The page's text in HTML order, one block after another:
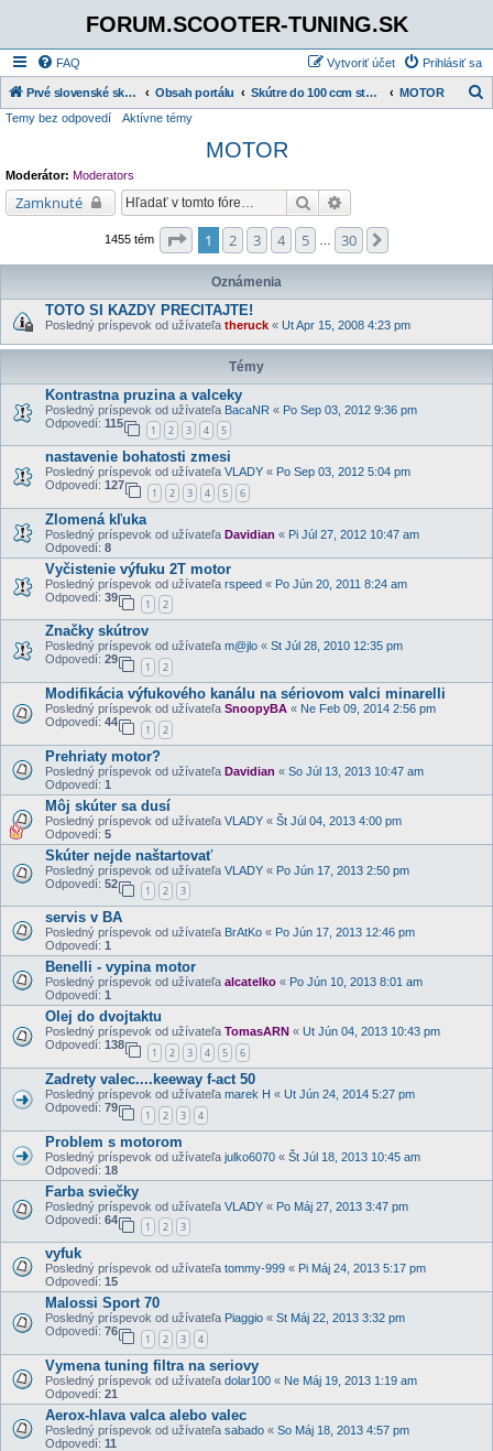
FORUM.SCOOTER-TUNING.SK
FAQ Prihlásiť sa
Vytvoriť účet
Prvé slovenské skútrové fórum Obsah portálu Skútre do 100 ccm stare rozdelenie MOTOR
Temy bez odpovedí Aktívne témy
MOTOR
Moderátor: Moderators
Zamknuté Hľadať
1455 tém Strana1 30
1 2 3 4 5 30
Oznámenia
TOTO SI KAZDY PRECITAJTE!
Posledný príspevok od užívateľa theruck « Ut Apr 15, 2008 4:23 pm
Témy
Kontrastna pruzina a valceky
Posledný príspevok od užívateľa BacaNR « Po Sep 03, 2012 9:36 pm
Odpovedí: 115
1 2 3 4 5
nastavenie bohatosti zmesi
Posledný príspevok od užívateľa VLADY « Po Sep 03, 2012 5:04 pm
Odpovedí: 127
1 2 3 4 5 6
Zlomená kľuka
Posledný príspevok od užívateľa Davidian « Pi Júl 27, 2012 10:47 am
Odpovedí: 8
Vyčistenie výfuku 2T motor
Posledný príspevok od užívateľa rspeed « Po Jún 20, 2011 8:24 am
Odpovedí: 39
1 2
Značky skútrov
Posledný príspevok od užívateľa m@jlo « St Júl 28, 2010 12:35 pm
Odpovedí: 29
1 2
Modifikácia výfukového kanálu na sériovom valci minarelli
Posledný príspevok od užívateľa SnoopyBA « Ne Feb 09, 2014 2:56 pm
Odpovedí: 44
1 2
Prehriaty motor?
Posledný príspevok od užívateľa Davidian « So Júl 13, 2013 10:47 am
Odpovedí: 1
Môj skúter sa dusí
Posledný príspevok od užívateľa VLADY « Št Júl 04, 2013 4:00 pm
Odpovedí: 5
Skúter nejde naštartovať
Posledný príspevok od užívateľa VLADY « Po Jún 17, 2013 2:50 pm
Odpovedí: 52
1 2 3
servis v BA
Posledný príspevok od užívateľa BrAtKo « Po Jún 17, 2013 12:46 pm
Odpovedí: 1
Benelli - vypina motor
Posledný príspevok od užívateľa alcatelko « Po Jún 10, 2013 8:01 am
Odpovedí: 1
Olej do dvojtaktu
Posledný príspevok od užívateľa TomasARN « Ut Jún 04, 2013 10:43 pm
Odpovedí: 138
1 2 3 4 5 6
Zadrety valec....keeway f-act 50
Posledný príspevok od užívateľa marek H « Ut Jún 24, 2014 5:27 pm
Odpovedí: 79
1 2 3 4
Problem s motorom
Posledný príspevok od užívateľa julko6070 « Št Júl 18, 2013 10:45 am
Odpovedí: 18
Farba sviečky
Posledný príspevok od užívateľa VLADY « Po Máj 27, 2013 3:47 pm
Odpovedí: 64
1 2 3
vyfuk
Posledný príspevok od užívateľa tommy-999 « Pi Máj 24, 2013 5:17 pm
Odpovedí: 15
Malossi Sport 70
Posledný príspevok od užívateľa Piaggio « St Máj 22, 2013 3:32 pm
Odpovedí: 76
1 2 3 4
Vymena tuning filtra na seriovy
Posledný príspevok od užívateľa dolar100 « Ne Máj 19, 2013 1:19 am
Odpovedí: 21
Aerox-hlava valca alebo valec
Posledný príspevok od užívateľa sabado « So Máj 18, 2013 4:57 pm
Odpovedí: 11